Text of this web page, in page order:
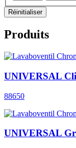
Réinitialiser
Produits
UNIVERSAL
88650
UNIVERSAL